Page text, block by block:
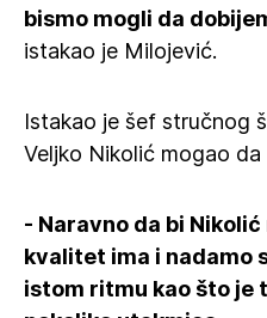
bismo mogli da
istakao je Milojević.
Istakao je šef stručnog
Veljko Nikolić mogao
- Naravno da bi
kvalitet ima i nadamo
istom ritmu kao što je